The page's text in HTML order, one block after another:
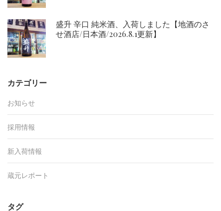
盛升 辛口 純米酒、入荷しました【地酒のさ
せ酒店/日本酒/2026.8.1更新】
カテゴリー
お知らせ
採用情報
新入荷情報
蔵元レポート
タグ